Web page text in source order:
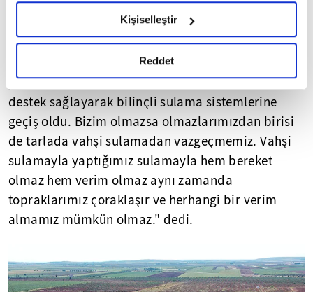
okumak ve sitemizi ziyaretiniz kapsamında
gerçekleştirilen veri işleme faaliyetleri ile ilgili daha
detaylı bilgi almak için lütfentıklayınız.
Kişiselleştir
Reddet
"91 milyon lira destek sağladık"
Basınçlı sulama sistemlerinde yüzde 50 hibe
desteği verdiklerini ifade eden Karayılan, "2014
yılından bu yana 3 bin 644 projeye 91,3 milyon lira
destek sağlayarak bilinçli sulama sistemlerine
geçiş oldu. Bizim olmazsa olmazlarımızdan birisi
de tarlada vahşi sulamadan vazgeçmemiz. Vahşi
sulamayla yaptığımız sulamayla hem bereket
olmaz hem verim olmaz aynı zamanda
topraklarımız çoraklaşır ve herhangi bir verim
almamız mümkün olmaz." dedi.